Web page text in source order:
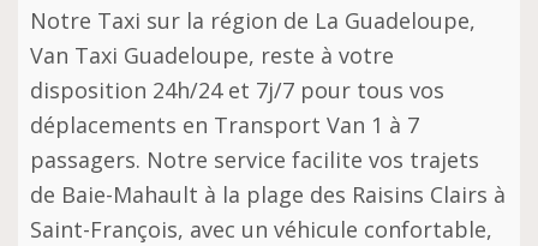
Notre Taxi sur la région de La Guadeloupe,
Van Taxi Guadeloupe, reste à votre
disposition 24h/24 et 7j/7 pour tous vos
déplacements en Transport Van 1 à 7
passagers. Notre service facilite vos trajets
de Baie-Mahault à la plage des Raisins Clairs à
Saint-François, avec un véhicule confortable,